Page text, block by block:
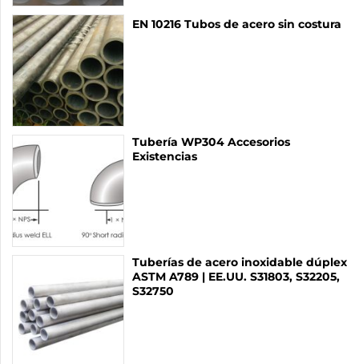
EN 10216 Tubos de acero sin costura
Tubería WP304 Accesorios
Existencias
Tuberías de acero inoxidable dúplex
ASTM A789 | EE.UU. S31803, S32205,
S32750